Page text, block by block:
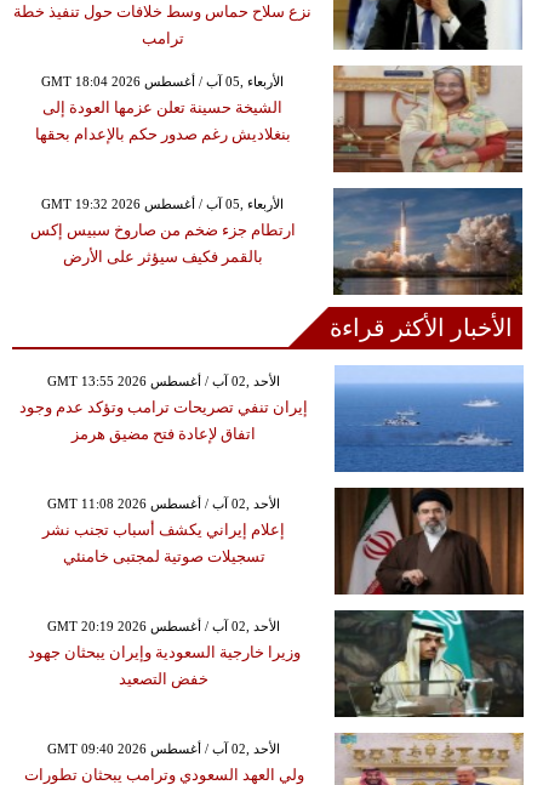
نزع سلاح حماس وسط خلافات حول تنفيذ خطة
ترامب
GMT 18:04 2026 الأربعاء ,05 آب / أغسطس
الشيخة حسينة تعلن عزمها العودة إلى
بنغلاديش رغم صدور حكم بالإعدام بحقها
GMT 19:32 2026 الأربعاء ,05 آب / أغسطس
ارتطام جزء ضخم من صاروخ سبيس إكس
بالقمر فكيف سيؤثر على الأرض
الأخبار الأكثر قراءة
GMT 13:55 2026 الأحد ,02 آب / أغسطس
إيران تنفي تصريحات ترامب وتؤكد عدم وجود
اتفاق لإعادة فتح مضيق هرمز
GMT 11:08 2026 الأحد ,02 آب / أغسطس
إعلام إيراني يكشف أسباب تجنب نشر
تسجيلات صوتية لمجتبى خامنئي
GMT 20:19 2026 الأحد ,02 آب / أغسطس
وزيرا خارجية السعودية وإيران يبحثان جهود
خفض التصعيد
GMT 09:40 2026 الأحد ,02 آب / أغسطس
ولي العهد السعودي وترامب يبحثان تطورات